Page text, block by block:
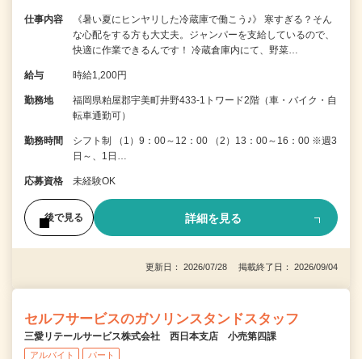
仕事内容
《暑い夏にヒンヤリした冷蔵庫で働こう♪》 寒すぎる？そん
な心配をする方も大丈夫。ジャンパーを支給しているので、
快適に作業できるんです！ 冷蔵倉庫内にて、野菜…
給与 時給1,200円
勤務地
福岡県粕屋郡宇美町井野433-1トワード2階（車・バイク・自
転車通勤可）
勤務時間
シフト制 （1）9：00～12：00 （2）13：00～16：00 ※週3
日～、1日…
応募資格 未経験OK
後で見る 詳細を見る
更新日： 2026/07/28 掲載終了日： 2026/09/04
セルフサービスのガソリンスタンドスタッフ
三愛リテールサービス株式会社 西日本支店 小売第四課
アルバイト パート